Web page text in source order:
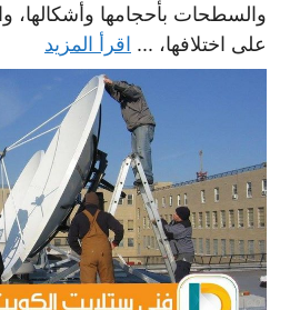
والسطحات بأحجامها وأشكالها،
على اختلافها، ... اقرأ المزيد